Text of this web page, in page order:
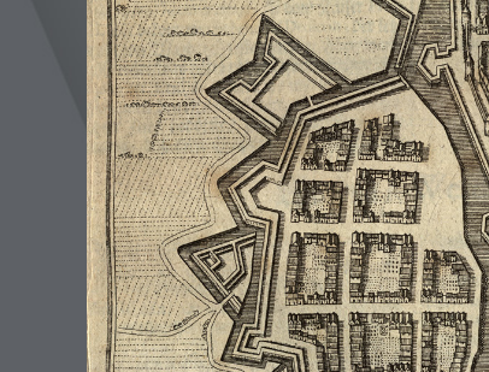
Entwicklungen im europäischen
Schiffbau